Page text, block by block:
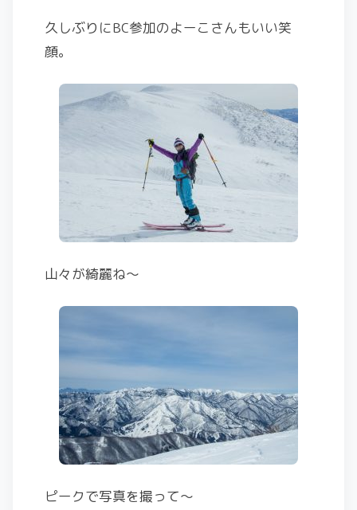
久しぶりにBC参加のよーこさんもいい笑
顔。
山々が綺麗ね〜
ピークで写真を撮って〜